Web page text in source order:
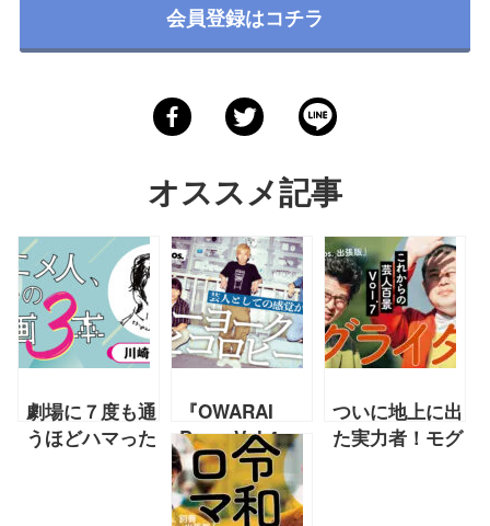
会員登録はコチラ
オススメ記事
劇場に７度も通
うほどハマった
『OWARAI
Bros. Vol.4』
芸人としての感
覚が全く一
緒⁉︎ ニューヨ
ついに地上に出
た実力者！モグ